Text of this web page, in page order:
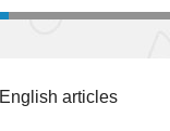
English articles